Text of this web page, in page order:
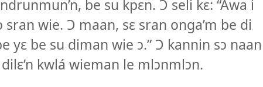
be su kpɛn. Ɔ seli kɛ: “Awa i
sran wie. Ɔ maan, sɛ sran onga’m be di
yɛ be su diman wie ɔ.” Ɔ kannin sɔ naan
kwlá wieman le mlɔnmlɔn.